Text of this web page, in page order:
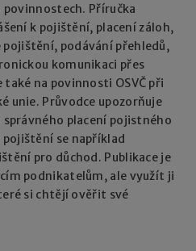
Příručka
k pojištění, placení záloh,
pojištění, podávání přehledů,
komunikaci přes
také na povinnosti OSVČ při
unie. Průvodce upozorňuje
placení pojistného
pojištění se například
pro důchod. Publikace je
podnikatelům, ale využít ji
si chtějí ověřit své